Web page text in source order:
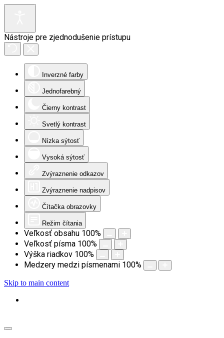
Nástroje pre zjednodušenie prístupu
Inverzné farby
Jednofarebný
Čierny kontrast
Svetlý kontrast
Nízka sýtosť
Vysoká sýtosť
Zvýraznenie odkazov
Zvýraznenie nadpisov
Čítačka obrazovky
Režim čítania
Veľkosť obsahu 100%
Veľkosť písma 100%
Výška riadkov 100%
Medzery medzi písmenami 100%
Skip to main content